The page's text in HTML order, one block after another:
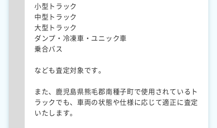
小型トラック
中型トラック
大型トラック
ダンプ・冷凍車・ユニック車
乗合バス
なども査定対象です。
また、鹿児島県熊毛郡南種子町で使用されているト
ラックでも、車両の状態や仕様に応じて適正に査定
いたします。